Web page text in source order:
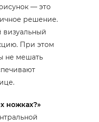
— это
решение.
визуальный
При этом
не мешать
ножках?»